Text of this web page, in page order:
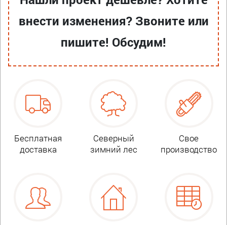
внести изменения? Звоните или
пишите! Обсудим!
Бесплатная
доставка
Северный
зимний лес
Свое
производство